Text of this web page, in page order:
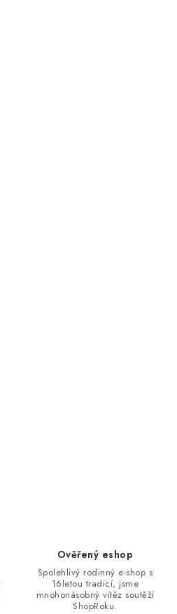
Ověřený eshop
Spolehlivý rodinný e-shop s
16letou tradicí, jsme
mnohonásobný vítěz soutěží
ShopRoku.